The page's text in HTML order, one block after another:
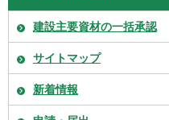
建設主要資材の一括承認
サイトマップ
新着情報